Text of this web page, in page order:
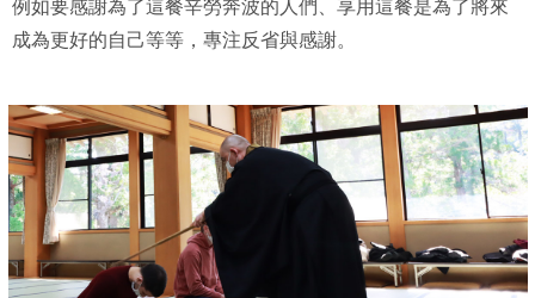
例如要感謝為了這餐辛勞奔波的人們、享用這餐是為了將來
成為更好的自己等等，專注反省與感謝。